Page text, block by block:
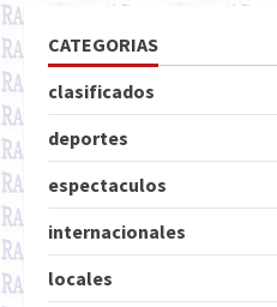
CATEGORIAS
clasificados
deportes
espectaculos
internacionales
locales